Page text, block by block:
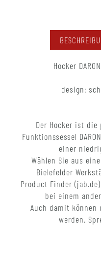
Hocker
design:
Der Hocker ist die
Funktionssessel
einer
Wählen Sie aus
Bielefelder
Product Finder
bei einem
Auch damit können
werden.